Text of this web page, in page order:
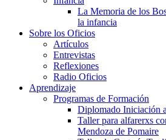
La Memoria de los
la infancia
Sobre los Oficios
Artículos
Entrevistas
Reflexiones
Radio Oficios
Aprendizaje
Programas de Formación
Diplomado Iniciación
Taller para alfarerxs
Mendoza de Pomaire